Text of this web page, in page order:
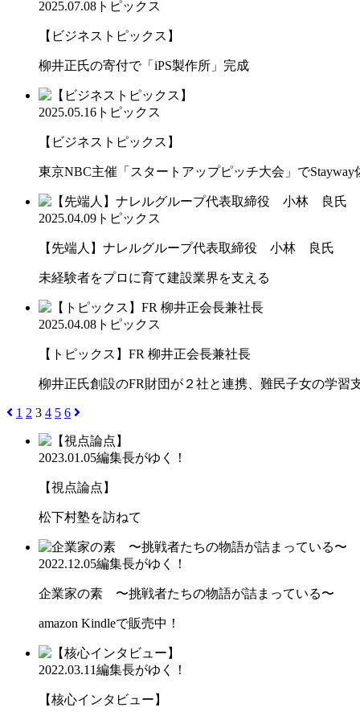
2025.07.08 トピックス
【ビジネストピックス】
柳井正氏の寄付で「iPS製作所」完成
2025.05.16 トピックス
【ビジネストピックス】
東京NBC主催「スタートアップピッチ大会」でStayway
2025.04.09 トピックス
【先端人】ナレルグループ代表取締役 小林 良氏
未経験者をプロに育て建設業界を支える
2025.04.08 トピックス
【トピックス】FR 柳井正会長兼社長
柳井正氏創設のFR財団が２社と連携、難民子女の学習
1 2 3 4 5 6
2023.01.05編集長がゆく！
【視点論点】
松下村塾を訪ねて
2022.12.05編集長がゆく！
企業家の素 〜挑戦者たちの物語が詰まっている〜
amazon Kindleで販売中！
2022.03.11編集長がゆく！
【核心インタビュー】